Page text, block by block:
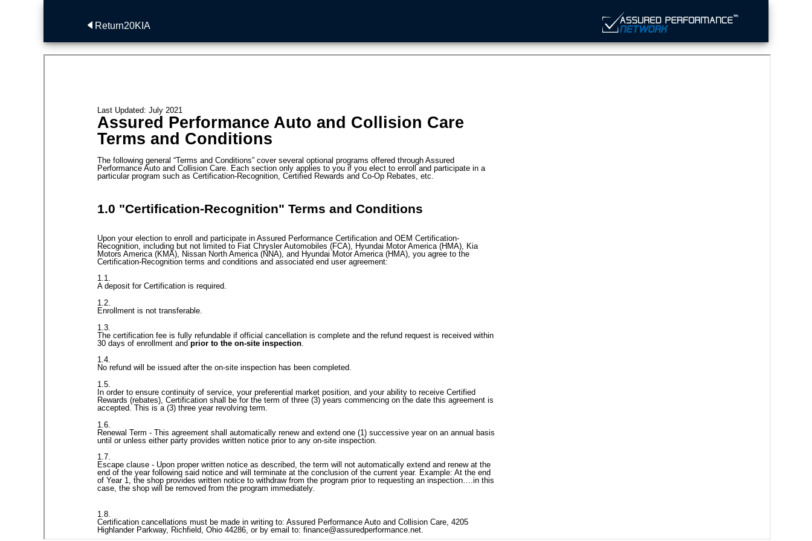
Return20KIA